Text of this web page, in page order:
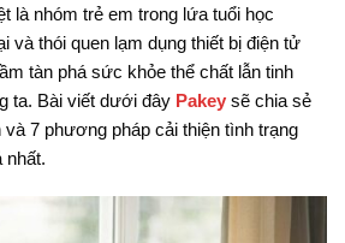
là nhóm trẻ em trong lứa tuổi học
và thói quen lạm dụng thiết bị điện tử
tàn phá sức khỏe thể chất lẫn tinh
ta. Bài viết dưới đây Pakey sẽ chia sẻ
và 7 phương pháp cải thiện tình trạng
nhất.